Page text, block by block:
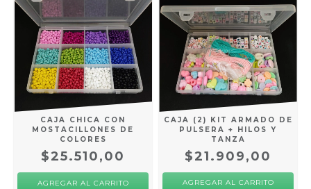
CAJA CHICA CON
MOSTACILLONES DE
COLORES
$25.510,00
CAJA (2) KIT ARMADO DE
PULSERA + HILOS Y
TANZA
$21.909,00